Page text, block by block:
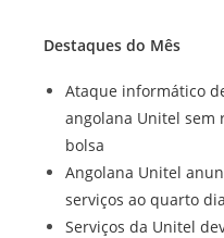
Destaques do Mês
Ataque informático
angolana Unitel sem
bolsa
Angolana Unitel
serviços ao quarto
Serviços da Unitel